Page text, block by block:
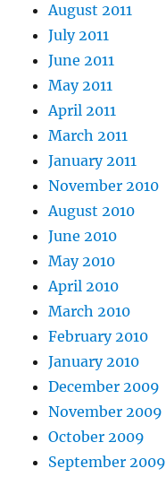
August 2011
July 2011
June 2011
May 2011
April 2011
March 2011
January 2011
November 2010
August 2010
June 2010
May 2010
April 2010
March 2010
February 2010
January 2010
December 2009
November 2009
October 2009
September 2009